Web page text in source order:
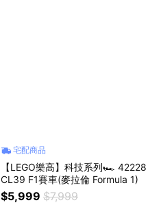
宅配商品
【LEGO樂高】科技系列🏎️
CL39 F1賽車(麥拉倫 Formula 1)
$5,999 $7,999